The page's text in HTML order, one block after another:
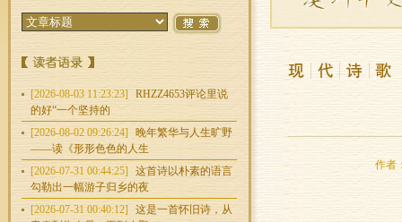
[2026-08-03 11:23:23]
RHZZ4653评论里说
的好“一个坚持的
[2026-08-02 09:26:24]
晚年繁华与人生旷野
——读《形形色色的人生
[2026-07-31 00:44:25]
这首诗以朴素的语言
勾勒出一幅游子归乡的夜
[2026-07-31 00:40:12]
这是一首怀旧诗，从
作者